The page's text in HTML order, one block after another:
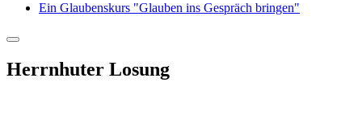
Ein Glaubenskurs "Glauben ins Gespräch bringen"
Herrnhuter Losung